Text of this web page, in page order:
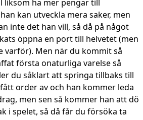
liksom ha mer pengar till
kan utveckla mera saker, men
inte det han vill, så då på något
öppna en port till helvetet (men
varför). Men när du kommit så
första onaturliga varelse så
du såklart att springa tillbaks till
order av och han kommer leda
men sen så kommer han att dö
i spelet, så då får du försöka ta